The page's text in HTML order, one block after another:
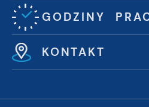
GODZINY
KONTAKT